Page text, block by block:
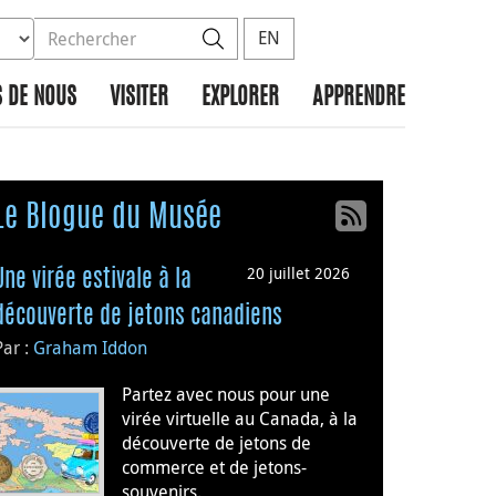
la base de données à rechercher
le site Rechercher
EN
DE NOUS VISITER EXPLORER APPRENDRE
Blogue du Musée
20 juillet 2026
virée estivale à la
de jetons canadiens
: Graham Iddon
Partez avec nous pour une
virée virtuelle au Canada, à la
découverte de jetons de
commerce et de jetons-